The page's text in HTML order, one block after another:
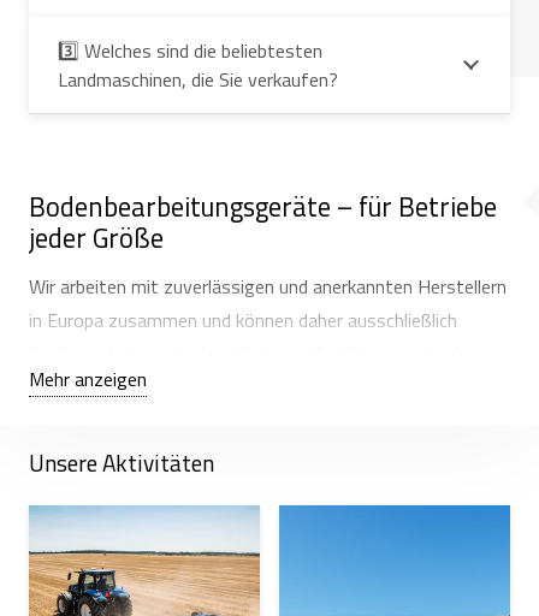
3️⃣ Welches sind die beliebtesten
Landmaschinen, die Sie verkaufen?
Bodenbearbeitungsgeräte – für Betriebe
jeder Größe
Wir arbeiten mit zuverlässigen und anerkannten Herstellern
in Europa zusammen und können daher ausschließlich
entsprechen. Bodenbearbeitungsgeräte bieten wir nicht nur
Der angebotene Geräteverleih ermöglicht nicht nur eine
hochwertige Feldbearbeitung, sondern auch den Test der
Verschiedene Betriebe testen unsere
Bodenbearbeitungsgeräte und entscheiden sich
Mehr anzeigen
Unsere Aktivitäten